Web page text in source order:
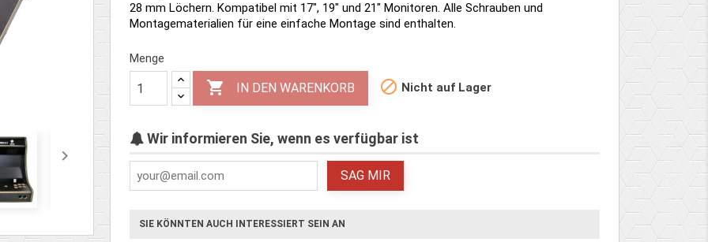

28 mm Löchern. Kompatibel mit 17", 19" und 21" Monitoren. Alle Schrauben und
Montagematerialien für eine einfache Montage sind enthalten.
Menge
 IN DEN WARENKORB  Nicht auf Lager
Wir informieren Sie, wenn es verfügbar ist
SAG MIR
SIE KÖNNTEN AUCH INTERESSIERT SEIN AN